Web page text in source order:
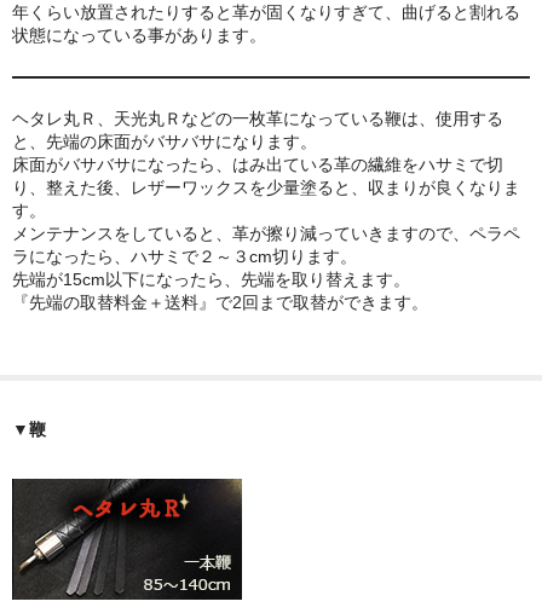
年くらい放置されたりすると革が固くなりすぎて、曲げると割れる
状態になっている事があります。
ヘタレ丸Ｒ、天光丸Ｒなどの一枚革になっている鞭は、使用する
と、先端の床面がバサバサになります。
床面がバサバサになったら、はみ出ている革の繊維をハサミで切
り、整えた後、レザーワックスを少量塗ると、収まりが良くなりま
す。
メンテナンスをしていると、革が擦り減っていきますので、ペラペ
ラになったら、ハサミで２～３cm切ります。
先端が15cm以下になったら、先端を取り替えます。
『先端の取替料金＋送料』で2回まで取替ができます。
▼鞭